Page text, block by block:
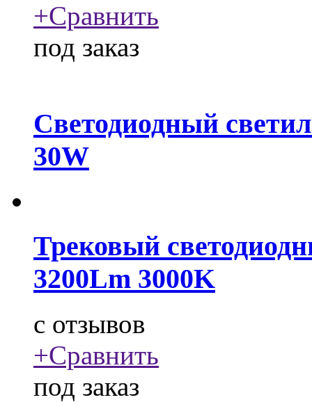
+Сравнить
под заказ
Светодиодный
30W
Трековый
3200Lm 3000K
c отзывов
+Сравнить
под заказ